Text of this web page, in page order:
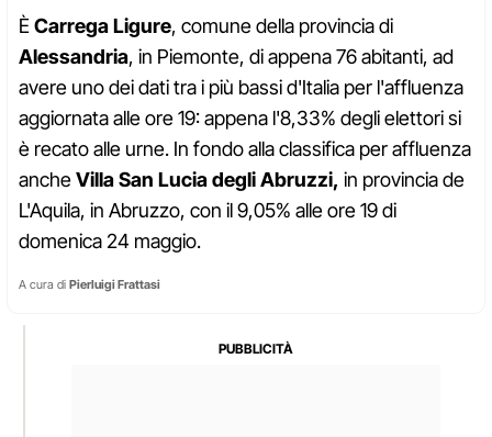
È Carrega Ligure, comune della provincia di
Alessandria, in Piemonte, di appena 76 abitanti, ad
avere uno dei dati tra i più bassi d'Italia per l'affluenza
aggiornata alle ore 19: appena l'8,33% degli elettori si
è recato alle urne. In fondo alla classifica per affluenza
ancheVilla San Lucia degli Abruzzi, in provincia de
L'Aquila, in Abruzzo, con il 9,05% alle ore 19 di
domenica 24 maggio.
A cura di Pierluigi Frattasi